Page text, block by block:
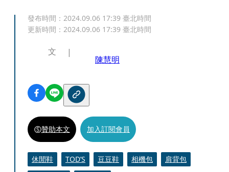
發布時間： 2024.09.06 17:39 臺北時間
更新時間： 2024.09.06 17:39 臺北時間
文
陳慧明
贊助本文 加入訂閱會員
休閒鞋 TOD’S 豆豆鞋 相機包
肩背包